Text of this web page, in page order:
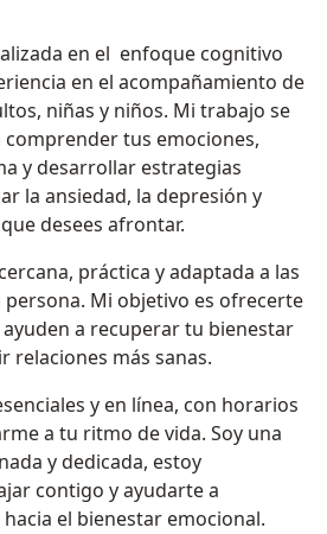
en el enfoque cognitivo
en el acompañamiento de
niñas y niños. Mi trabajo se
tus emociones,
y desarrollar estrategias
la ansiedad, la depresión y
desees afrontar.
práctica y adaptada a las
persona. Mi objetivo es ofrecerte
a recuperar tu bienestar
relaciones más sanas.
y en línea, con horarios
a tu ritmo de vida. Soy una
y dedicada, estoy
contigo y ayudarte a
el bienestar emocional.